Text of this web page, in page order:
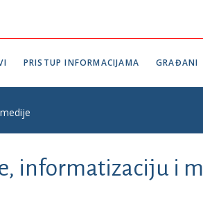
PRISTUP INFORMACIJAMA GRAĐANI
informatizaciju i